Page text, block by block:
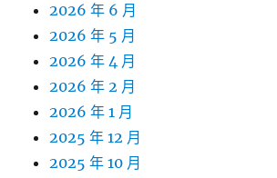
2026 年 6 月
2026 年 5 月
2026 年 4 月
2026 年 2 月
2026 年 1 月
2025 年 12 月
2025 年 10 月